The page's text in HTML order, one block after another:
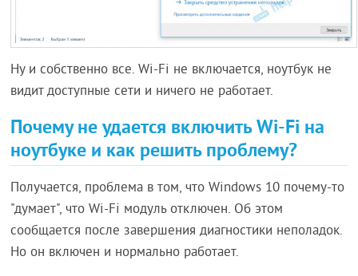
Ну и собственно все. Wi-Fi не включается, ноутбук не
видит доступные сети и ничего не работает.
Почему не удается включить Wi-Fi на
ноутбуке и как решить проблему?
Получается, проблема в том, что Windows 10 почему-то
"думает", что Wi-Fi модуль отключен. Об этом
сообщается после завершения диагностики неполадок.
Но он включен и нормально работает.